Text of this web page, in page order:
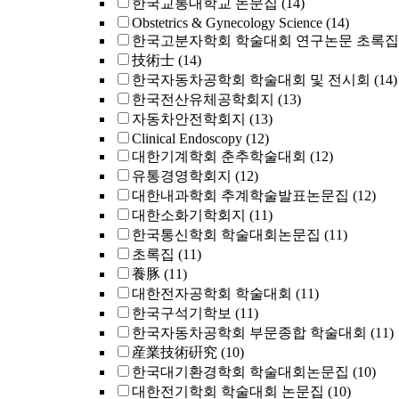
한국교통대학교 논문집 (14)
Obstetrics & Gynecology Science (14)
한국고분자학회 학술대회 연구논문 초록집
技術士 (14)
한국자동차공학회 학술대회 및 전시회 (14)
한국전산유체공학회지 (13)
자동차안전학회지 (13)
Clinical Endoscopy (12)
대한기계학회 춘추학술대회 (12)
유통경영학회지 (12)
대한내과학회 추계학술발표논문집 (12)
대한소화기학회지 (11)
한국통신학회 학술대회논문집 (11)
초록집 (11)
養豚 (11)
대한전자공학회 학술대회 (11)
한국구석기학보 (11)
한국자동차공학회 부문종합 학술대회 (11)
産業技術硏究 (10)
한국대기환경학회 학술대회논문집 (10)
대한전기학회 학술대회 논문집 (10)